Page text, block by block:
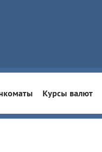
Курсы валют